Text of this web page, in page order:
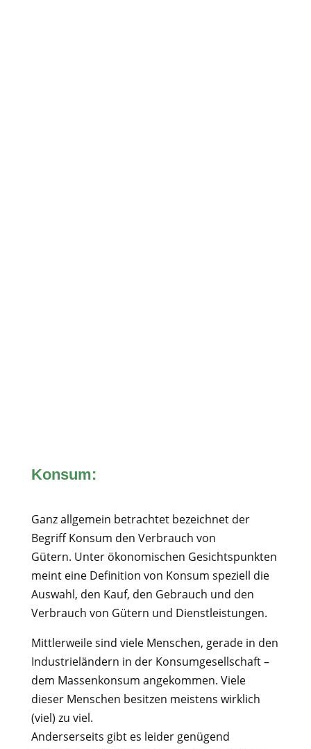
Konsum:
Ganz allgemein betrachtet bezeichnet der
Begriff Konsum den Verbrauch von
Gütern. Unter ökonomischen Gesichtspunkten
meint eine Definition von Konsum speziell die
Auswahl, den Kauf, den Gebrauch und den
Verbrauch von Gütern und Dienstleistungen.
Mittlerweile sind viele Menschen, gerade in den
Industrieländern in der Konsumgesellschaft –
dem Massenkonsum angekommen. Viele
dieser Menschen besitzen meistens wirklich
(viel) zu viel.
Anderserseits gibt es leider genügend